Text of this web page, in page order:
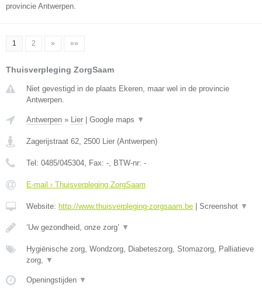
provincie Antwerpen.
1 2 » »»
Thuisverpleging ZorgSaam
Niet gevestigd in de plaats Ekeren, maar wel in de provincie
Antwerpen.
Antwerpen » Lier Google maps ▼
Zagerijstraat 62, 2500 Lier (Antwerpen)
Tel: 0485/045304, Fax: -, BTW-nr: -
E-mail › Thuisverpleging ZorgSaam
Website: http://www.thuisverpleging-zorgsaam.be Screenshot ▼
‘Uw gezondheid, onze zorg’ ▼
Hygiënische zorg, Wondzorg, Diabeteszorg, Stomazorg, Palliatieve
zorg, ▼
Openingstijden ▼